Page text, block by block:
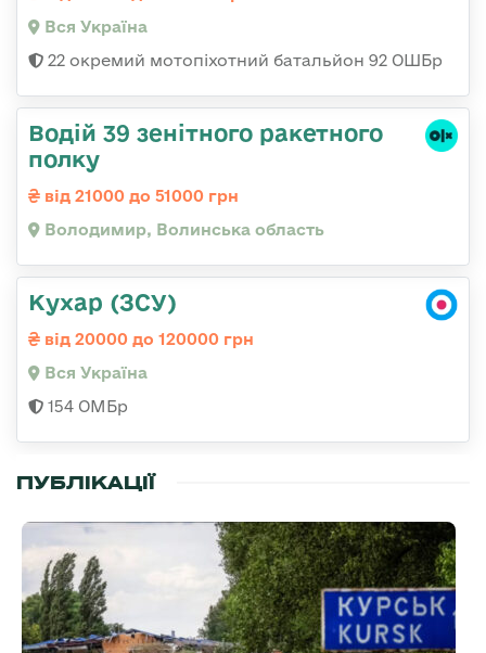
Вся Україна
22 окремий мотопіхотний батальйон 92 ОШБр
Водій 39 зенітного ракетного
полку
від 21000 до 51000 грн
Володимир, Волинська область
Кухар (ЗСУ)
від 20000 до 120000 грн
Вся Україна
154 ОМБр
ПУБЛІКАЦІЇ